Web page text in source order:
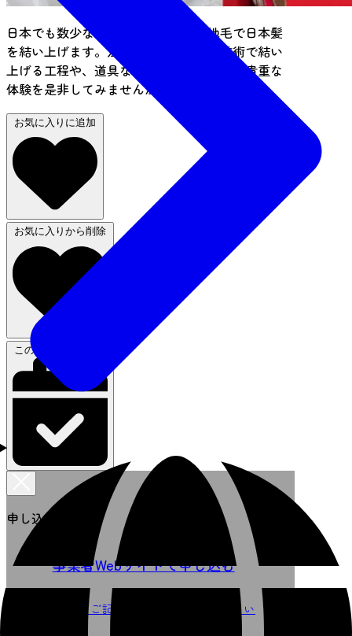
日本でも数少ない結髪師が本格的に地毛で日本髪
を結い上げます。江戸時代からの伝統技術で結い
上げる工程や、道具などを見る事が出来る貴重な
体験を是非してみませんか。
お気に入りに追加
お気に入りから削除
この体験に申し込む
申し込みを選択
事業者Webサイトで申し込む
必要事項をご記入のうえお申込みください